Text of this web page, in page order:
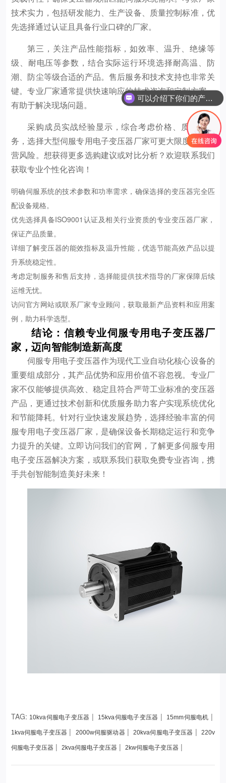
技术实力，包括研发能力、生产设备、质量控制标准，优
先选择通过认证且具备行业口碑的厂家。
第三，关注产品性能指标，如效率、温升、绝缘等
级、耐电压等参数，结合实际运行环境选择耐高温、防
潮、防尘等级合适的产品。售后服务和技术支持也非常关
键。专业厂家通常提供快速响应的技术咨询和定制方案，
有助于解决现场问题。
采购成员实战经验显示，综合考虑价格、质量与服
务，选择大型伺服专用电子变压器厂家可更大限度降低运
营风险。想获得更多选购建议或对比分析？欢迎联系我们
获取专业个性化咨询！
明确伺服系统的技术参数和功率需求，确保选择的变压器完全匹
配设备规格。
优先选择具备ISO9001认证及相关行业资质的专业变压器厂家，
保证产品质量。
详细了解变压器的能效指标及温升性能，优选节能高效产品以提
升系统稳定性。
考虑定制服务和售后支持，选择能提供技术指导的厂家保障后续
运维无忧。
访问官方网站或联系厂家专业顾问，获取最新产品资料和应用案
例，助力科学选型。
结论：信赖专业伺服专用电子变压器厂
家，迈向智能制造新高度
伺服专用电子变压器作为现代工业自动化核心设备的
重要组成部分，其产品优势和应用价值不容忽视。专业厂
家不仅能够提供高效、稳定且符合严苛工业标准的变压器
产品，更通过技术创新和优质服务助力客户实现系统优化
和节能降耗。针对行业快速发展趋势，选择经验丰富的伺
服专用电子变压器厂家，是确保设备长期稳定运行和竞争
力提升的关键。立即访问我们的官网，了解更多伺服专用
电子变压器解决方案，或联系我们获取免费专业咨询，携
手共创智能制造美好未来！
TAG: 10kva伺服电子变压器 | 15kva伺服电子变压器 | 15mm伺服电机 |
1kva伺服电子变压器 | 2000w伺服驱动器|20kva伺服电子变压器 |220v
伺服电子变压器 | 2kva伺服电子变压器 | 2kw伺服电子变压器 |
你们是怎么收费的呢